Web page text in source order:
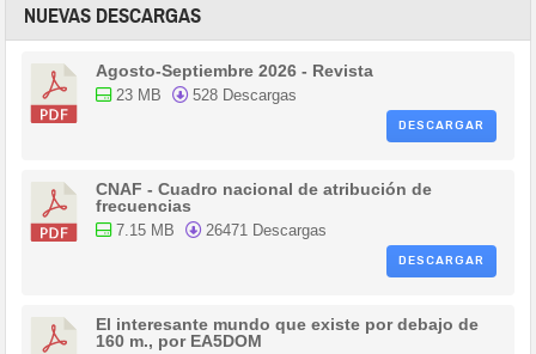
NUEVAS DESCARGAS
Agosto-Septiembre 2026 - Revista
23 MB
528 Descargas
DESCARGAR
CNAF - Cuadro nacional de atribución de
frecuencias
7.15 MB
26471 Descargas
DESCARGAR
El interesante mundo que existe por debajo de
160 m., por EA5DOM